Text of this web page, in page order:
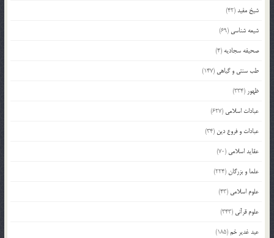
شیخ مفید(42)
شیعه شناسی (69)
صحیفه سجادیه (4)
طب سنتی و گیاهی (147)
ظهور (334)
عبادات اسلامی (627)
عبادات و فروع دین (34)
عقاید اسلامی (70)
علما و بزرگان(224)
علوم اسلامی (43)
علوم قرآنی (343)
عید غدیر خم(185)